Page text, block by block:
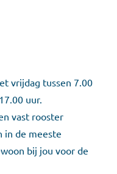
vrijdag tussen 7.00
uur.
vast rooster
in de meeste
bij jou voor de